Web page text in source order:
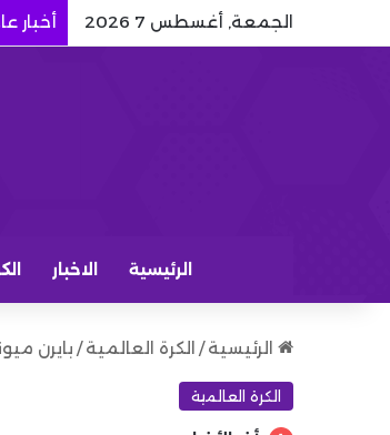
الجمعة, أغسطس 7 2026 أخبار
الرئيسية الاخبار
الرئيسية / الكرة العالمية / بايرن
الكرة العالمية